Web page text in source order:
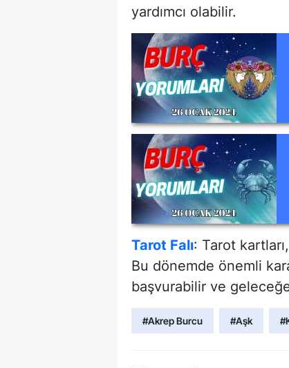
yardımcı olabilir.
Tarot Falı: Tarot
Bu dönemde önemli
başvurabilir ve
#Akrep Burcu #Aşk